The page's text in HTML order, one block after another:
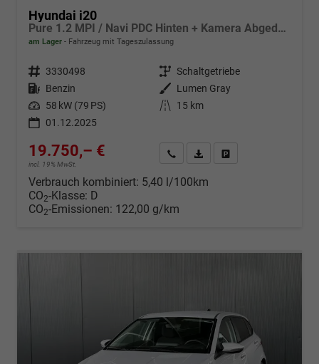
Hyundai i20
Pure 1.2 MPI / Navi PDC Hinten + Kamera Abgedunkelte Scheiben Tempomat Alu 16"
am Lager Fahrzeug mit Tageszulassung
Fahrzeugnr. 3330498 Getriebe Schaltgetriebe
Kraftstoff Benzin Außenfarbe
Lumen Gray
Leistung 58 kW (79 PS) Kilometerstand
15 km
01.12.2025
19.750,– €
incl. 19% MwSt.
Wir rufen Sie anFahrzeugexposé (PDF)
Verbrauch kombiniert: 5,40 l/100km
CO2-Klasse: D
CO2-Emissionen: 122,00 g/km